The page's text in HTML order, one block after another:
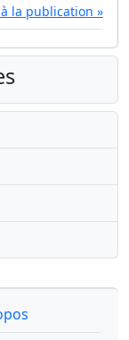
la publication »